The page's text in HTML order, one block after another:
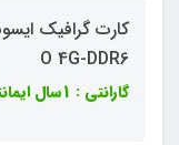
O 4G-DDR6
گارانتی : 1سال ایمانتک